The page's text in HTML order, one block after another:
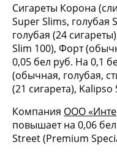
Сигареты Корона
Super Slims, голубая
голубая (24
Slim 100), Форт
0,05 бел руб. На 0,1
(обычная, голубая,
(21 сигарета), Kalipso
Компания ООО
повышает на 0,06
Street (Premium